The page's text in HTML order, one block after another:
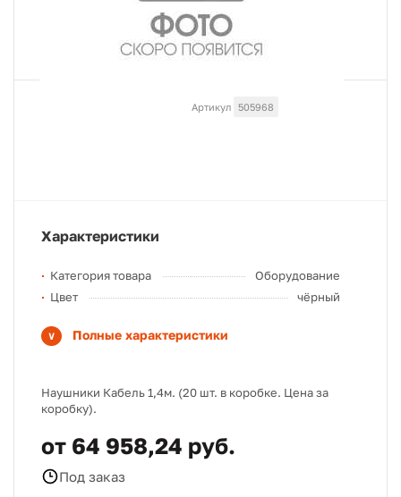
Артикул 505968
Характеристики
Категория товара
Оборудование
Цвет
чёрный
Полные характеристики
Наушники Кабель 1,4м. (20 шт. в коробке. Цена за
коробку).
от 64 958,24 руб.
Под заказ